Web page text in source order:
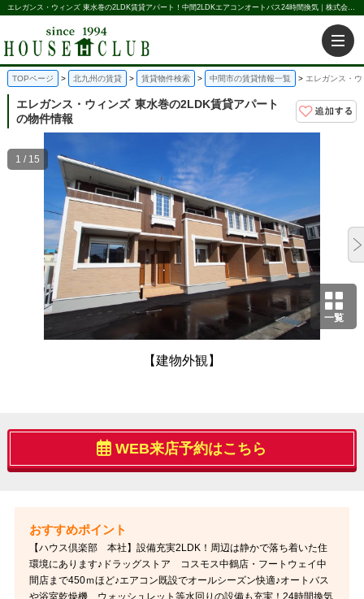
エレガンス・ウィンズ 東水巻の2LDK賃貸アパート！中間2LDKエアコンオートバス24時間換気｜株式会社ハウス倶楽部
TOPページ 北九州の賃貸 賃貸物件検索 中間市の賃貸情報一覧 エレガンス・
エレガンス・ウィンズ 東水巻の2LDK賃貸アパート
の物件情報
一覧
【建物外観】
1 / 15
WEB来店予約はこちら
【ハウス倶楽部 本社】設備充実2LDK！周辺は静かで落ち着いた住
環境にあります♪ドラッグストア コスモス中鶴店・フートウェイ中
間店まで450ｍほど♪エアコン既設でオールシーズン快適♪オートバス
や浴室乾燥機、ウォッシュレット等水回りの設備も充実！24時間換気